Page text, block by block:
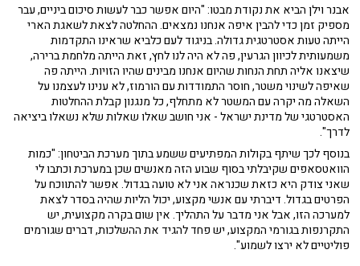
אבנר וילן הביא את נקודת מבטו: "היום אפשר כבר לעשות סיכום ביניים, עבר
מספיק זמן כדי להבין איפה אנחנו נמצאים. ההחלטה לצאת לשאגת הארי
הייתה טעות אסטרטגית גדולה. בניגוד לעם כלביא שראינו התקדמות
משמעותית לכיוון הגרעין, פה לא היה לנו לחץ, זאת הייתה מלחמת ברירה,
שיצאנו אליה תחת הנחות שהיום אנחנו מבינים שהיו הזויות. הייתה פה
שאיפה לשינוי משטר, חוסר התמודדות עם הורמוז, לא ענינו לעצמנו על
השאלה מה יקרה עם המשטר לא מתחלף, כל מנגנון קבלת ההחלטות
האסטרטגי של מדינת ישראל - אני חושב שאלו שאלות שלא נשאלו ביציאה
לדרך".
בנוסף לכך שיתף בקולות המפתיעים ששמע בתוך מערכת הביטחון: "כמות
הוואטסאפים שקיבלתי בסוף שבוע הזה מאנשים שכן במערכת וכתבו לי
שאני צודק היא כזאת שכנראה אני לא טועה בגדול. אפשר להתווכח על
הפרטים בגדול. דיברתי עם אנשי מקצוע, יכול הליות שהיה בסדר לצאת
למערכה הזו, אבל אני מדבר על התהליך. אין שום בקרה מקצועית, יש
התקרנפות בגורמי המקצוע, יש פחד להגיד את ההשלכות, דברים שגורמים
פוליטיים לא ירצו לשמוע".